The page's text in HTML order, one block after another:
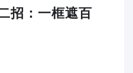
招：一框遮百